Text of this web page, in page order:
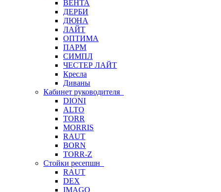
ВЕНТА
ДЕРБИ
ДЮНА
ЛАЙТ
ОПТИМА
ПАРМ
СИМПЛ
ЧЕСТЕР ЛАЙТ
Кресла
Диваны
Кабинет руководителя
DIONI
ALTO
TORR
MORRIS
RAUT
BORN
TORR-Z
Стойки ресепшн
RAUT
DEX
IMAGO